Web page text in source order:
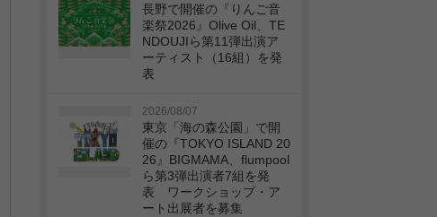
長野で開催の『りんご音
楽祭2026』Olive Oil、TE
NDOUJIら第11弾出演ア
ーティスト（16組）を発
表
2026/08/07
東京「海の森公園」で開
催の『TOKYO ISLAND 20
26』BIGMAMA、flumpool
ら第3弾出演者7組を発
表 ワークショップ・ア
ート出展者を募集